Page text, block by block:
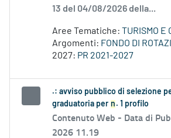
13 del 04/08/2026 della...
Aree Tematiche: TURISMO E
Argomenti: FONDO DI
2027: PR 2021-2027
.: avviso pubblico di selezione
graduatoria per n . 1 profilo
Contenuto Web - Data di
2026 11.19